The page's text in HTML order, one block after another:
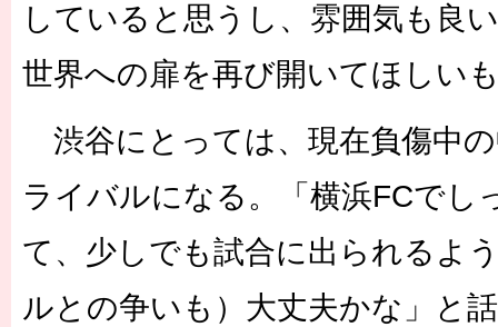
していると思うし、雰囲気も良
世界への扉を再び開いてほしい
渋谷にとっては、現在負傷中
ライバルになる。「横浜FCでし
て、少しでも試合に出られるよ
ルとの争いも）大丈夫かな」と